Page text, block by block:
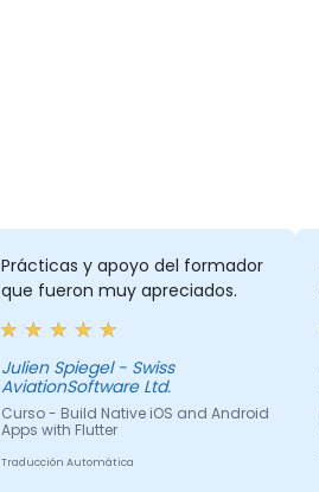
Prácticas y apoyo del formador
que fueron muy apreciados.
Julien Spiegel - Swiss
AviationSoftware Ltd.
Curso - Build Native iOS and Android
Apps with Flutter
Traducción Automática